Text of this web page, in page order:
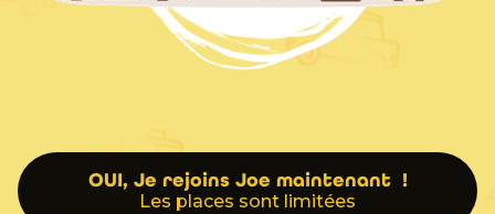
OUI, Je rejoins Joe maintenant !
Les places sont limitées